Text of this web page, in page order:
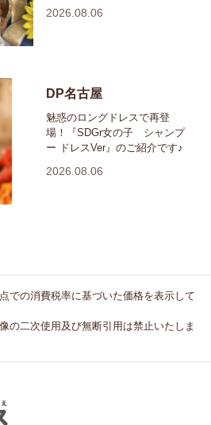
2026.08.06
DP名古屋
魅惑のロングドレスで再登
場！『SDGr女の子 シャンプ
ー ドレスVer』のご紹介です♪
2026.08.06
での消費税率に基づいた価格を表示して
の二次使用及び無断引用は禁止いたしま